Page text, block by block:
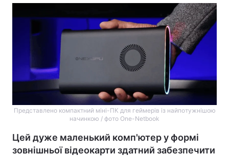
Представлено компактний міні-ПК для геймерів із найпотужнішою
начинкою / фото One-Netbook
Цей дуже маленький комп'ютер у формі
зовнішньої відеокарти здатний забезпечити